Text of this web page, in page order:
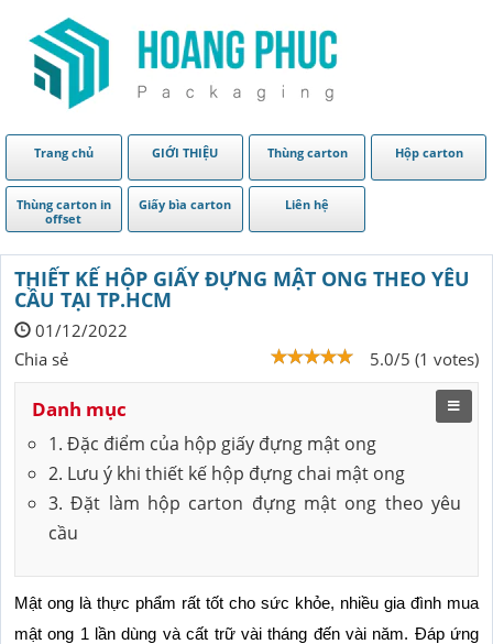
Trang chủ GIỚI THIỆU Thùng carton Hộp carton
Thùng carton in
offset
Giấy bìa carton Liên hệ
THIẾT KẾ HỘP GIẤY ĐỰNG MẬT ONG THEO YÊU
CẦU TẠI TP.HCM
01/12/2022
5.0/5 (1 votes)
Chia sẻ
Danh mục
1. Đặc điểm của hộp giấy đựng mật ong
2. Lưu ý khi thiết kế hộp đựng chai mật ong
3. Đặt làm hộp carton đựng mật ong theo yêu
cầu
Mật ong là thực phẩm rất tốt cho sức khỏe, nhiều gia đình mua
mật ong 1 lần dùng và cất trữ vài tháng đến vài năm. Đáp ứng